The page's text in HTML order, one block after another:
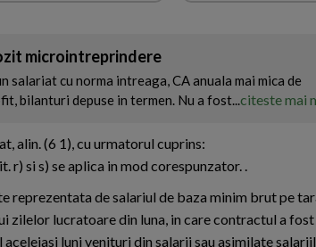
microintreprindere
salariat cu norma intreaga, CA anuala mai mica de
bilanturi depuse in termen. Nu a fost...citeste mai
alin. (6 1), cu urmatorul cuprins:
si s) se aplica in mod corespunzator. .
reprezentata de salariul de baza minim brut pe
zilelor lucratoare din luna, in care contractul a fost
luni venituri din salarii sau asimilate